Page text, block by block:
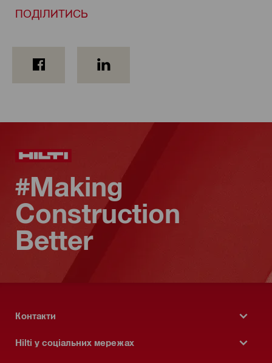
ПОДІЛИТИСЬ
#Making
Construction
Better
Контакти
Hilti у соціальних мережах